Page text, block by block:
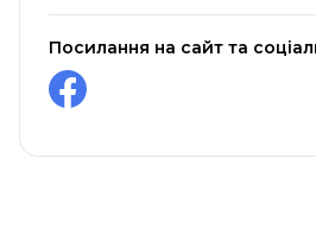
Посилання на сайт та